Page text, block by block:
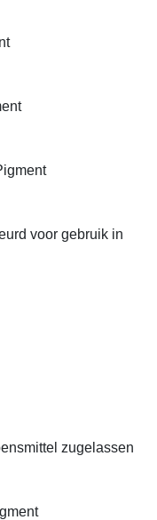
voor gebruik in
zugelassen